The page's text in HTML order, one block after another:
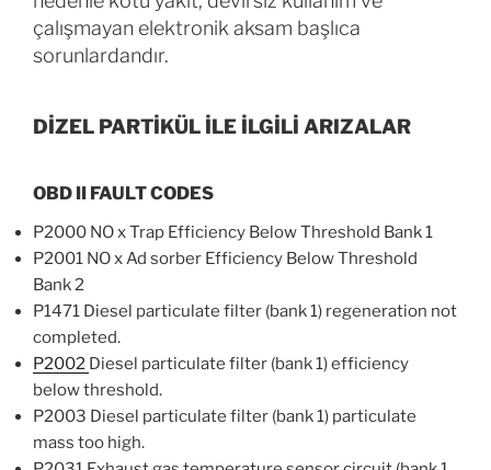
çalışmayan elektronik aksam başlıca
sorunlardandır.
DİZEL PARTİKÜL İLE İLGİLİ ARIZALAR
OBD II FAULT CODES
P2000 NO x Trap Efficiency Below Threshold Bank 1
P2001 NO x Ad sorber Efficiency Below Threshold
Bank 2
P1471 Diesel particulate filter (bank 1) regeneration not
completed.
P2002 Diesel particulate filter (bank 1) efficiency
below threshold.
P2003 Diesel particulate filter (bank 1) particulate
mass too high.